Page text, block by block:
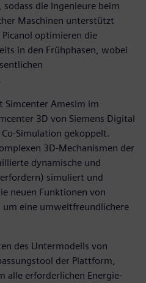
die Ingenieure beim
Maschinen unterstützt
optimieren die
in den Frühphasen, wobei
Simcenter Amesim im
3D von Siemens Digital
Simulation gekoppelt.
3D-Mechanismen der
dynamische und
simuliert und
neuen Funktionen von
eine umweltfreundlichere
des Untermodells von
der Plattform,
alle erforderlichen Energie-